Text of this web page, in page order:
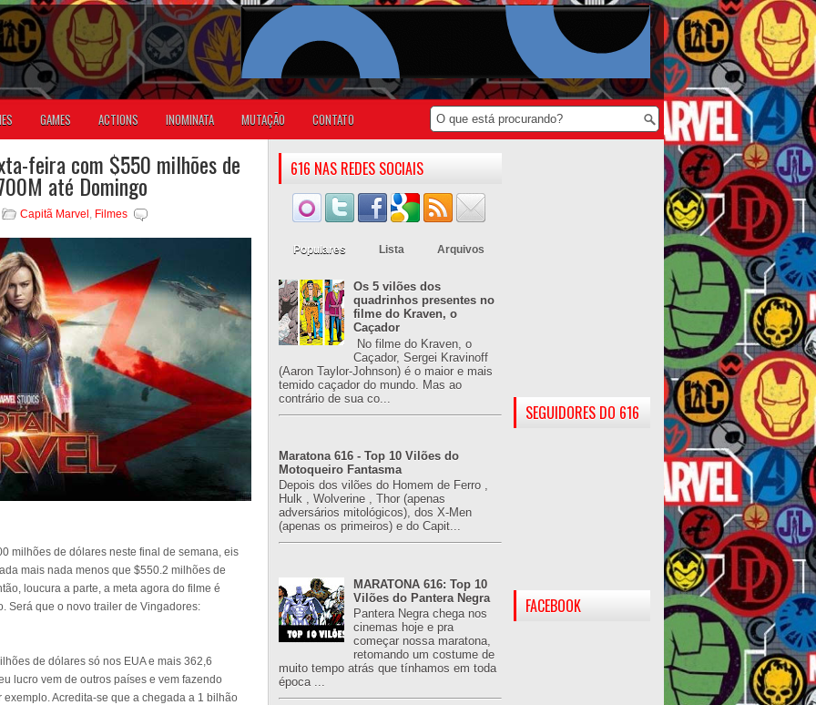
GAMES ACTIONS INOMINATA MUTAÇÃO CONTATO
feira com $550 milhões de
até Domingo
Capitã Marvel , Filmes
milhões de dólares neste final de semana, eis
mais nada menos que $550.2 milhões de
loucura a parte, a meta agora do filme é
Será que o novo trailer de Vingadores:
de dólares só nos EUA e mais 362,6
lucro vem de outros países e vem fazendo
Acredita-se que a chegada a 1 bilhão
616 NAS REDES SOCIAIS
Populares Lista Arquivos
Os 5 vilões dos
quadrinhos presentes no
filme do Kraven, o
Caçador
No filme do Kraven, o
Caçador, Sergei Kravinoff
(Aaron Taylor-Johnson) é o maior e mais
temido caçador do mundo. Mas ao
contrário de sua co...
Maratona 616 - Top 10 Vilões do
Motoqueiro Fantasma
Depois dos vilões do Homem de Ferro ,
Hulk , Wolverine , Thor (apenas
adversários mitológicos), dos X-Men
(apenas os primeiros) e do Capit...
MARATONA 616: Top 10
Vilões do Pantera Negra
Pantera Negra chega nos
cinemas hoje e pra
começar nossa maratona,
retomando um costume de
muito tempo atrás que tínhamos em toda
época ...
SEGUIDORES DO 616
FACEBOOK